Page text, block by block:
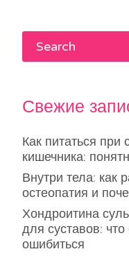
Свежие
Как питаться
кишечника:
Внутри тела: как
остеопатия и
Хондроитина
для суставов:
ошибиться